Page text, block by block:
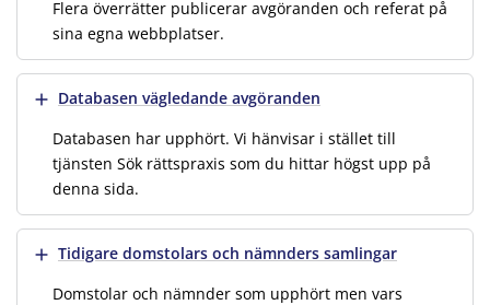
Flera överrätter publicerar avgöranden och referat på
sina egna webbplatser.
Visa merDatabasen vägledande avgöranden
Databasen har upphört. Vi hänvisar i stället till
tjänsten Sök rättspraxis som du hittar högst upp på
denna sida.
Visa merTidigare domstolars och nämnders samlingar
Domstolar och nämnder som upphört men vars